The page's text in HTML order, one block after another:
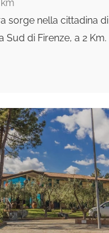
km
sorge nella cittadina di
Sud di Firenze, a 2 Km.